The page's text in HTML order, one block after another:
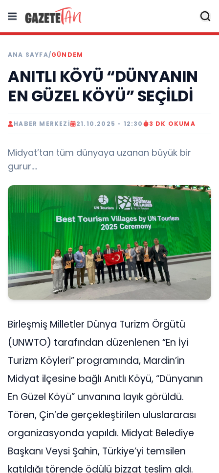
ANA SAYFA/GÜNDEM
ANITLI KÖYÜ “DÜNYANIN
EN GÜZEL KÖYÜ” SEÇİLDİ
HABER MERKEZI 21.10.2025 - 12:30 3 DK OKUMA
Midyat’tan tüm dünyaya uzanan büyük bir
gurur….
Birleşmiş Milletler Dünya Turizm Örgütü
(UNWTO) tarafından düzenlenen “En İyi
Turizm Köyleri” programında, Mardin’in
Midyat ilçesine bağlı Anıtlı Köyü, “Dünyanın
En Güzel Köyü” unvanına layık görüldü.
Tören, Çin’de gerçekleştirilen uluslararası
organizasyonda yapıldı. Midyat Belediye
Başkanı Veysi Şahin, Türkiye’yi temsilen
katıldığı törende ödülü bizzat teslim aldı.